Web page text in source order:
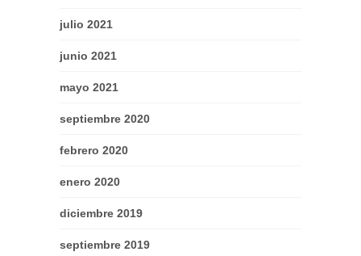
julio 2021
junio 2021
mayo 2021
septiembre 2020
febrero 2020
enero 2020
diciembre 2019
septiembre 2019